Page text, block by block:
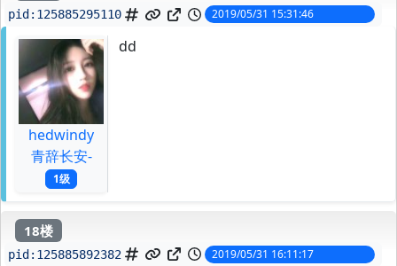
pid: 125885295110 2019/05/31 15:31:46
hedwindy
青辞长安-
1级
dd
18楼
pid: 125885892382 2019/05/31 16:11:17